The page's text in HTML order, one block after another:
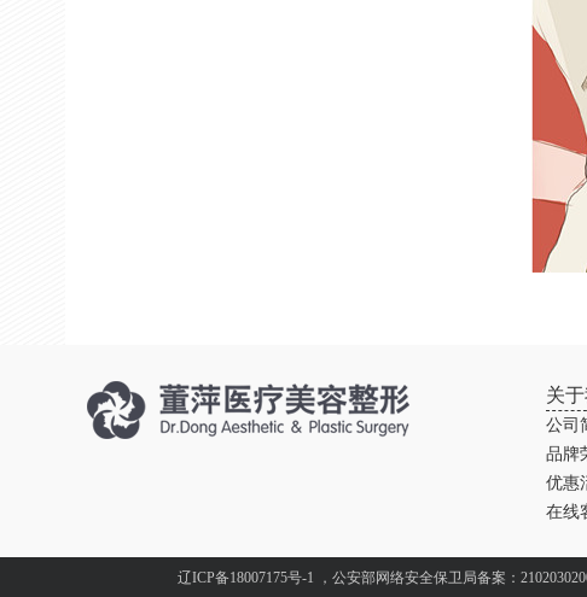
关
公司
品牌
优惠
在线
辽ICP备18007175号-1 ，公安部网络安全保卫局备案：